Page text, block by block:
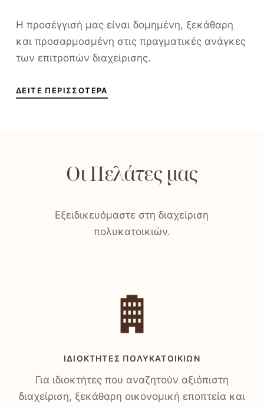
Η προσέγγισή μας είναι δομημένη, ξεκάθαρη
και προσαρμοσμένη στις πραγματικές ανάγκες
των επιτροπών διαχείρισης.
ΔΕΊΤΕ ΠΕΡΙΣΣΌΤΕΡΑ
Οι Πελάτες μας
Εξειδικευόμαστε στη διαχείριση
πολυκατοικιών.
ΙΔΙΟΚΤΉΤΕΣ ΠΟΛΥΚΑΤΟΙΚΙΏΝ
Για ιδιοκτήτες που αναζητούν αξιόπιστη
διαχείριση, ξεκάθαρη οικονομική εποπτεία και